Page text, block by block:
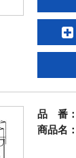
品 番：
商品名：